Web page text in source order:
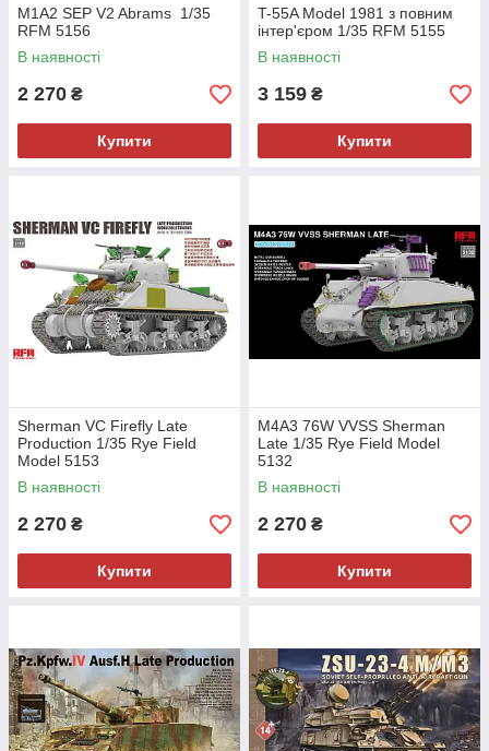
M1A2 SEP V2 Abrams 1/35
RFM 5156
В наявності
2 270 ₴
Купити
T-55A Model 1981 з повним
інтер'єром 1/35 RFM 5155
В наявності
3 159 ₴
Купити
Sherman VC Firefly Late
Production 1/35 Rye Field
Model 5153
В наявності
2 270 ₴
Купити
M4A3 76W VVSS Sherman
Late 1/35 Rye Field Model
5132
В наявності
2 270 ₴
Купити